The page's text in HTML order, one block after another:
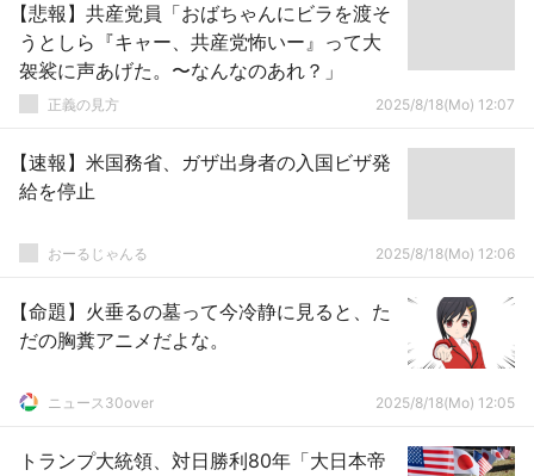
【悲報】共産党員「おばちゃんにビラを渡そ
うとしら『キャー、共産党怖いー』って大
袈裟に声あげた。〜なんなのあれ？」
正義の見方 2025/8/18(Mo) 12:07
【速報】米国務省、ガザ出身者の入国ビザ発
給を停止
おーるじゃんる 2025/8/18(Mo) 12:06
【命題】火垂るの墓って今冷静に見ると、た
だの胸糞アニメだよな。
ニュース30over 2025/8/18(Mo) 12:05
トランプ大統領、対日勝利80年「大日本帝